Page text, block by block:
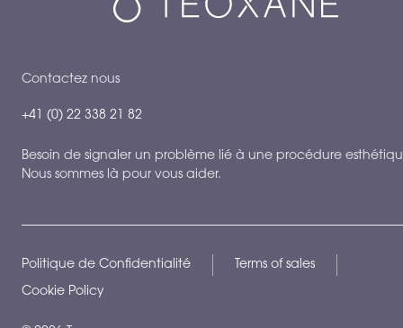
Contactez nous
+41 (0) 22 338 21 82
Besoin de signaler un problème lié à une procédure
Nous sommes là pour vous aider.
Politique de Confidentialité Terms of sales
Cookie Policy